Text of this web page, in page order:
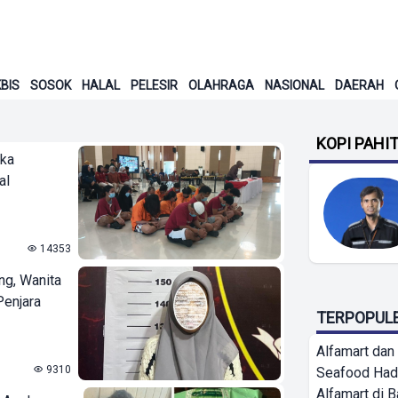
SOSOK HALAL PELESIR OLAHRAGA NASIONAL DAERAH
14353
Wanita
9310
KOPI PAHIT
Alfamart
Seafood
Alfamart di